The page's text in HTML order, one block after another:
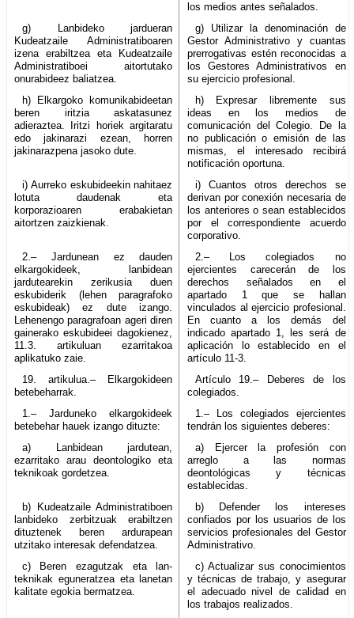
los medios antes señalados.
g) Lanbideko jardueran
Kudeatzaile Administratiboaren
izena erabiltzea eta Kudeatzaile
Administratiboei aitortutako
onurabideez baliatzea.
g) Utilizar la denominación de
Gestor Administrativo y cuantas
prerrogativas estén reconocidas a
los Gestores Administrativos en
su ejercicio profesional.
h) Elkargoko komunikabideetan
beren iritzia askatasunez
adieraztea. Iritzi horiek argitaratu
edo jakinarazi ezean, horren
jakinarazpena jasoko dute.
h) Expresar libremente sus
ideas en los medios de
comunicación del Colegio. De la
no publicación o emisión de las
mismas, el interesado recibirá
notificación oportuna.
i) Aurreko eskubideekin nahitaez
lotuta daudenak eta
korporazioaren erabakietan
aitortzen zaizkienak.
i) Cuantos otros derechos se
derivan por conexión necesaria de
los anteriores o sean establecidos
por el correspondiente acuerdo
corporativo.
2.– Jardunean ez dauden
elkargokideek, lanbidean
jardutearekin zerikusia duen
eskubiderik (lehen paragrafoko
eskubideak) ez dute izango.
Lehenengo paragrafoan ageri diren
gainerako eskubideei dagokienez,
11.3. artikuluan ezarritakoa
aplikatuko zaie.
2.– Los colegiados no
ejercientes carecerán de los
derechos señalados en el
apartado 1 que se hallan
vinculados al ejercicio profesional.
En cuanto a los demás del
indicado apartado 1, les será de
aplicación lo establecido en el
artículo 11-3.
19. artikulua.– Elkargokideen
betebeharrak.
Artículo 19.– Deberes de los
colegiados.
1.– Jarduneko elkargokideek
betebehar hauek izango dituzte:
1.– Los colegiados ejercientes
tendrán los siguientes deberes:
a) Lanbidean jardutean,
ezarritako arau deontologiko eta
teknikoak gordetzea.
a) Ejercer la profesión con
arreglo a las normas
deontológicas y técnicas
establecidas.
b) Kudeatzaile Administratiboen
lanbideko zerbitzuak erabiltzen
dituztenek beren ardurapean
utzitako interesak defendatzea.
b) Defender los intereses
confiados por los usuarios de los
servicios profesionales del Gestor
Administrativo.
c) Beren ezagutzak eta lan-
teknikak eguneratzea eta lanetan
kalitate egokia bermatzea.
c) Actualizar sus conocimientos
y técnicas de trabajo, y asegurar
el adecuado nivel de calidad en
los trabajos realizados.